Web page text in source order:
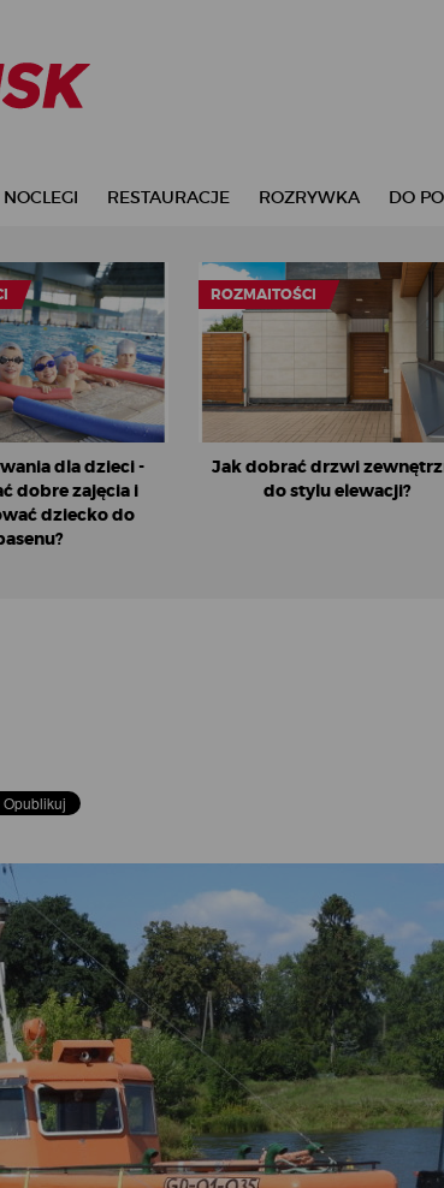
NOCLEGI RESTAURACJE ROZRYWKA DO
dla dzieci -
dobre zajęcia i
dziecko do
ROZMAITOŚCI
Jak dobrać drzwi
do stylu elewacji?